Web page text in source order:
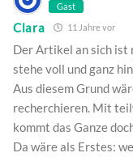
Gast
Clara 11 Jahre vor
Der Artikel an sich ist
stehe voll und ganz
Aus diesem Grund
recherchieren. Mit
kommt das Ganze
Da wäre als Erstes: